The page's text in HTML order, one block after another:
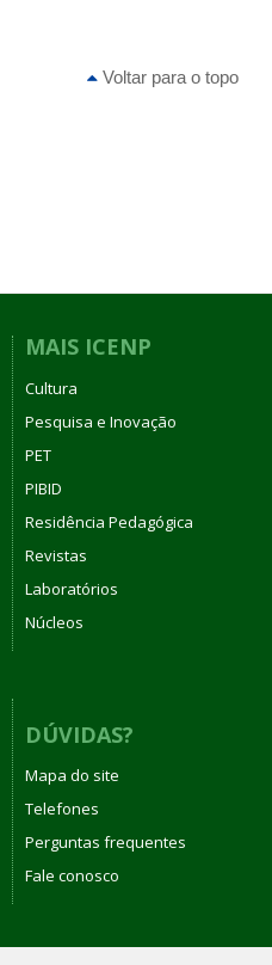
Voltar para o topo
MAIS ICENP
Cultura
Pesquisa e Inovação
PET
PIBID
Residência Pedagógica
Revistas
Laboratórios
Núcleos
DÚVIDAS?
Mapa do site
Telefones
Perguntas frequentes
Fale conosco